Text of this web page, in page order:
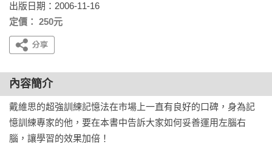
出版日期：2006-11-16
定價： 250元
內容簡介
戴維思的超強訓練記憶法在市場上一直有良好的口碑，身為記
憶訓練專家的他，要在本書中告訴大家如何妥善運用左腦右
腦，讓學習的效果加倍！